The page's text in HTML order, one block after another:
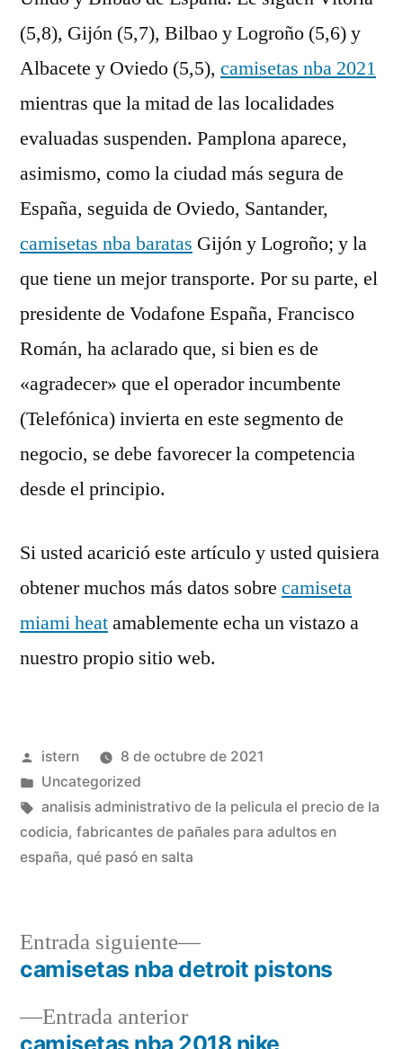
(5,8), Gijón (5,7), Bilbao y Logroño (5,6) y
Albacete y Oviedo (5,5), camisetas nba 2021
mientras que la mitad de las localidades
evaluadas suspenden. Pamplona aparece,
asimismo, como la ciudad más segura de
España, seguida de Oviedo, Santander,
camisetas nba baratas Gijón y Logroño; y la
que tiene un mejor transporte. Por su parte, el
presidente de Vodafone España, Francisco
Román, ha aclarado que, si bien es de
«agradecer» que el operador incumbente
(Telefónica) invierta en este segmento de
negocio, se debe favorecer la competencia
desde el principio.
Si usted acarició este artículo y usted quisiera
obtener muchos más datos sobre camiseta
miami heatamablemente echa un vistazo a
nuestro propio sitio web.
Publicado
por
istern
8 de octubre de 2021
Publicado
en
Uncategorized
Etiquetas:
analisis administrativo de la pelicula el precio de la
codicia, fabricantes de pañales para adultos en
españa, qué pasó en salta
Navegación
deEntrada anteriorEntrada
anterior:
camisetas nba 2018 nike
Entrada siguiente
Entrada
siguiente:
camisetas nba detroit pistons